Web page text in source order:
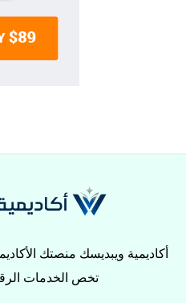
أكاديمية ويبديسك منصتك
تخص الخدمات